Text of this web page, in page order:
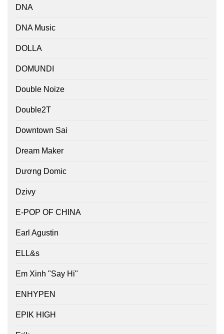
DNA
DNA Music
DOLLA
DOMUNDI
Double Noize
Double2T
Downtown Sai
Dream Maker
Dương Domic
Dzivy
E-POP OF CHINA
Earl Agustin
ELL&s
Em Xinh "Say Hi"
ENHYPEN
EPIK HIGH